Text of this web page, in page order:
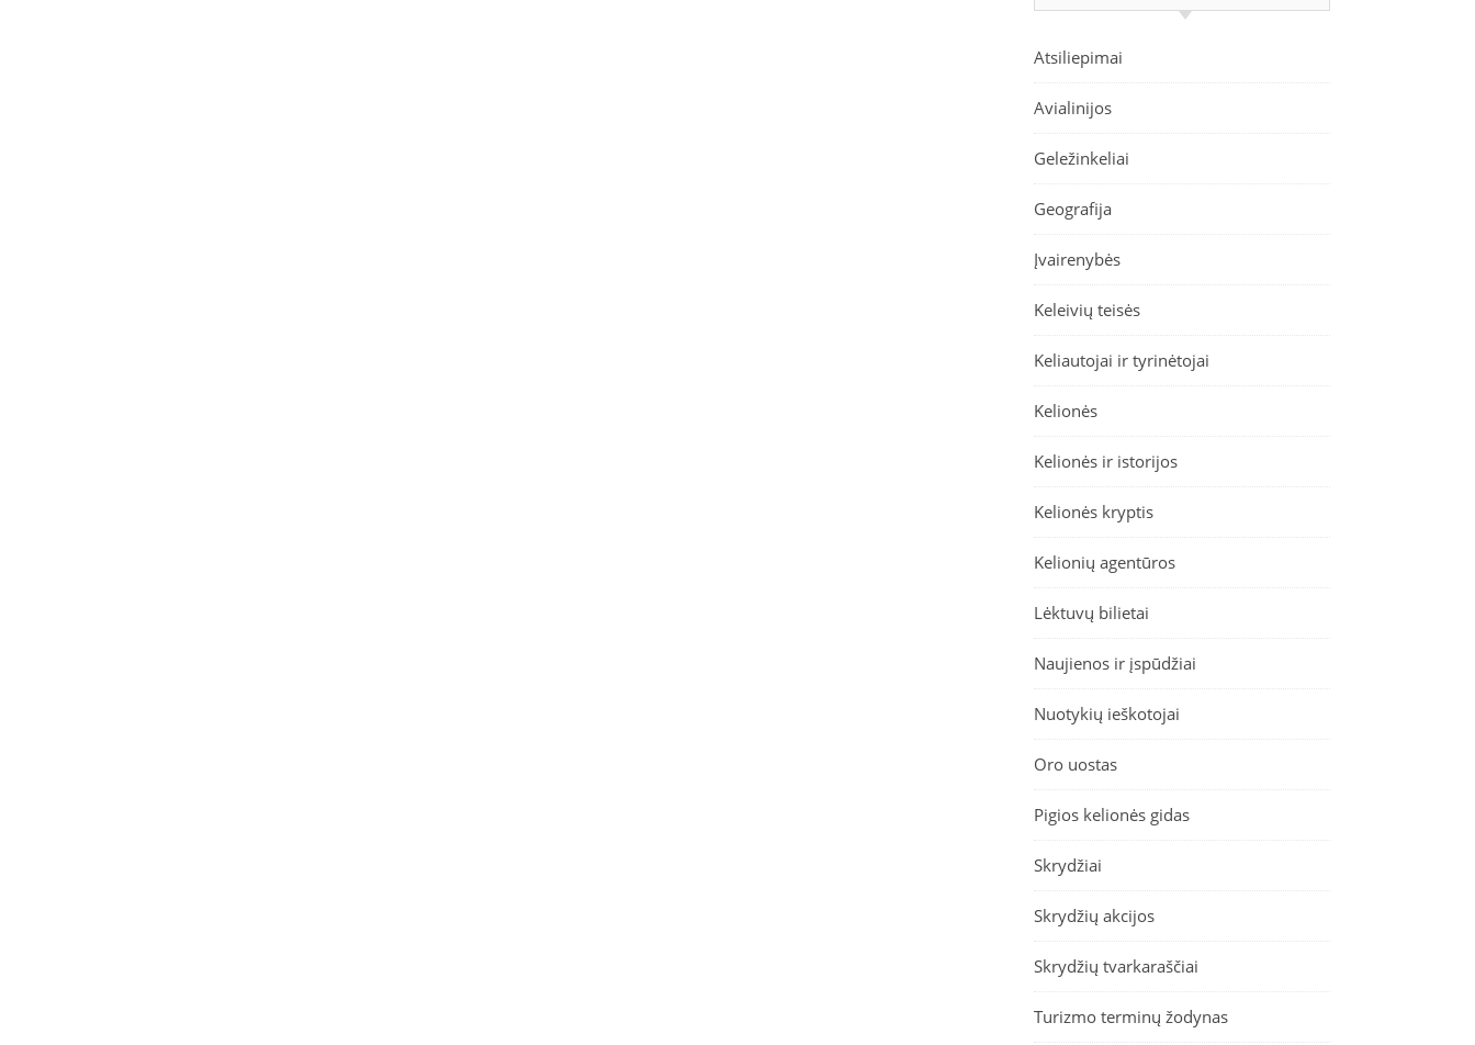
Atsiliepimai
Avialinijos
Geležinkeliai
Geografija
Įvairenybės
Keleivių teisės
Keliautojai ir tyrinėtojai
Kelionės
Kelionės ir istorijos
Kelionės kryptis
Kelionių agentūros
Lėktuvų bilietai
Naujienos ir įspūdžiai
Nuotykių ieškotojai
Oro uostas
Pigios kelionės gidas
Skrydžiai
Skrydžių akcijos
Skrydžių tvarkaraščiai
Turizmo terminų žodynas